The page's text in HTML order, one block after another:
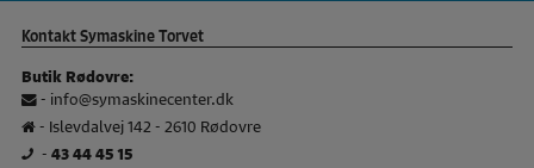
Kontakt Symaskine Torvet
Butik Rødovre:
- info@symaskinecenter.dk
- Islevdalvej 142 - 2610 Rødovre
- 43 44 45 15